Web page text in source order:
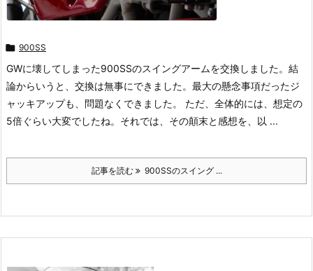
 900SS
GWに壊してしまった900SSのスイングアームを交換しました。結
論からいうと、交換は無事にできました。最大の懸念事項だったジ
ャッキアップも、問題なくできました。 ただ、全体的には、想定の
5倍ぐらい大変でしたね。それでは、その顛末と感想を、以 ...
記事を読む 900SSのスイング ...